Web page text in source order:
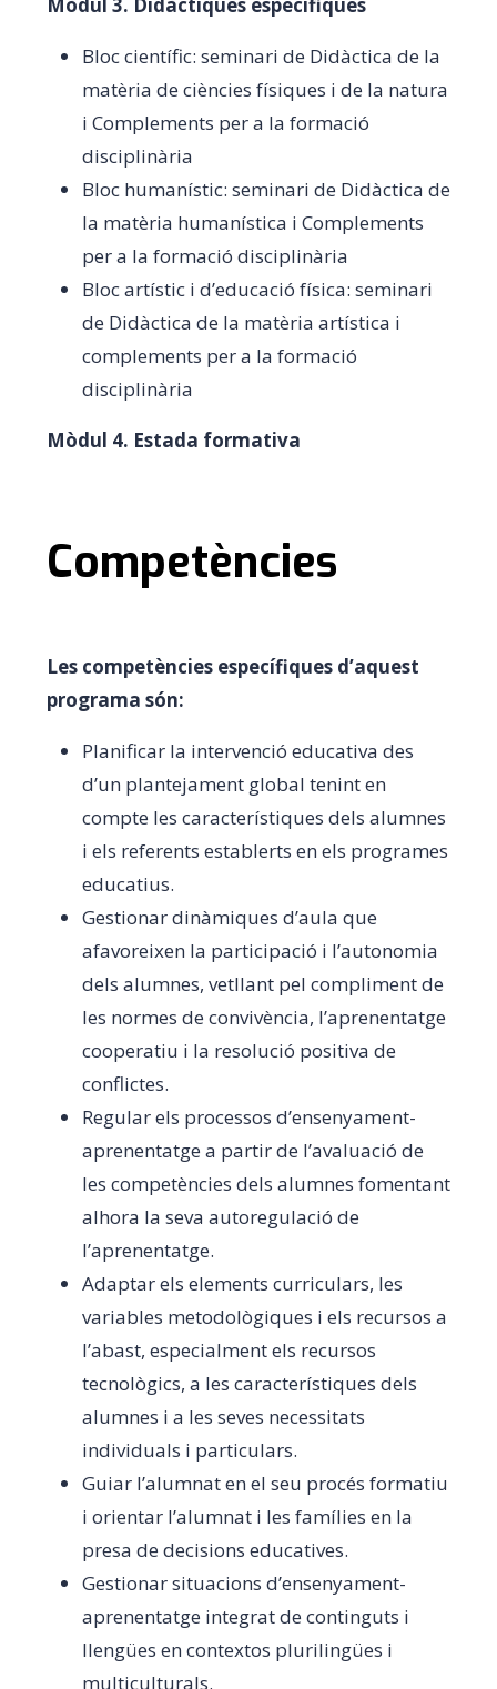
Bloc científic: seminari de Didàctica de la
matèria de ciències físiques i de la natura
i Complements per a la formació
disciplinària
Bloc humanístic: seminari de Didàctica de
la matèria humanística i Complements
per a la formació disciplinària
Bloc artístic i d’educació física: seminari
de Didàctica de la matèria artística i
complements per a la formació
disciplinària
Mòdul 4. Estada formativa
Competències
Les competències específiques d’aquest
programa són:
Planificar la intervenció educativa des
d’un plantejament global tenint en
compte les característiques dels alumnes
i els referents establerts en els programes
educatius.
Gestionar dinàmiques d’aula que
afavoreixen la participació i l’autonomia
dels alumnes, vetllant pel compliment de
les normes de convivència, l’aprenentatge
cooperatiu i la resolució positiva de
conflictes.
Regular els processos d’ensenyament-
aprenentatge a partir de l’avaluació de
les competències dels alumnes fomentant
alhora la seva autoregulació de
l’aprenentatge.
Adaptar els elements curriculars, les
variables metodològiques i els recursos a
l’abast, especialment els recursos
tecnològics, a les característiques dels
alumnes i a les seves necessitats
individuals i particulars.
Guiar l’alumnat en el seu procés formatiu
i orientar l’alumnat i les famílies en la
presa de decisions educatives.
Gestionar situacions d’ensenyament-
aprenentatge integrat de continguts i
llengües en contextos plurilingües i
multiculturals.